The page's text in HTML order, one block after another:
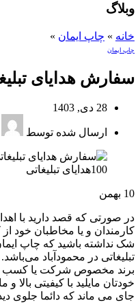
وبلاگ
خانه » چاپ ایمان »
چاپ ایمان
سفارش هدایای
28 دی, 1403
ارسال شده توسط
10 بهمن
در صورتی که قصد دارید با
کارمندان و یا مخاطبان خود از
شک نداشته باشید که چاپ
تبلیغاتی در محمودآباد
برند مخصوص شرکت یا کسب
خودتان مایلید با کیفیتی بالا
جای می ماند که دائما جلوی